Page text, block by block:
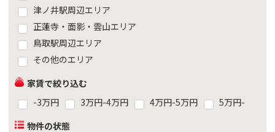
津ノ井駅周辺エリア
正蓮寺・面影・雲山エリア
鳥取駅周辺エリア
その他のエリア
家賃で絞り込む
-3万円
3万円-4万円 4万円-5万円
5万円-
物件の状態